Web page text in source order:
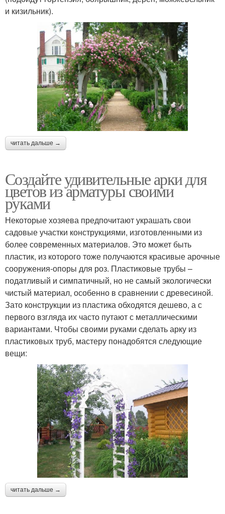
и кизильник).
читать дальше →
Создайте удивительные арки для
цветов из арматуры своими
руками
Некоторые хозяева предпочитают украшать свои
садовые участки конструкциями, изготовленными из
более современных материалов. Это может быть
пластик, из которого тоже получаются красивые арочные
сооружения-опоры для роз. Пластиковые трубы –
податливый и симпатичный, но не самый экологически
чистый материал, особенно в сравнении с древесиной.
Зато конструкции из пластика обходятся дешево, а с
первого взгляда их часто путают с металлическими
вариантами. Чтобы своими руками сделать арку из
пластиковых труб, мастеру понадобятся следующие
вещи:
читать дальше →